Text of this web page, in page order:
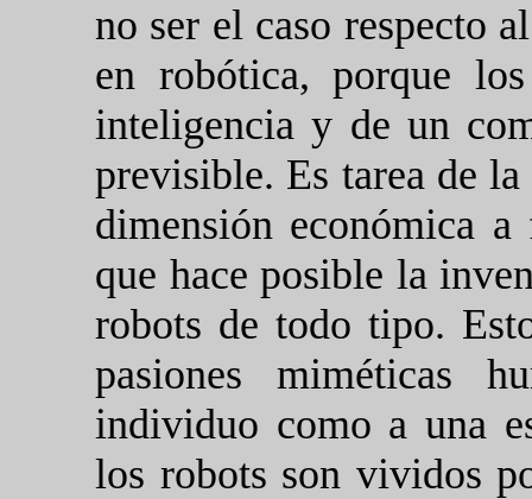
no ser el caso respecto
en robótica, porque
inteligencia y de un
previsible. Es tarea de
dimensión económica
que hace posible la
robots de todo tipo.
pasiones miméticas
individuo como a una
los robots son vividos